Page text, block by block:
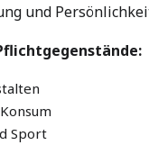
und
Sport